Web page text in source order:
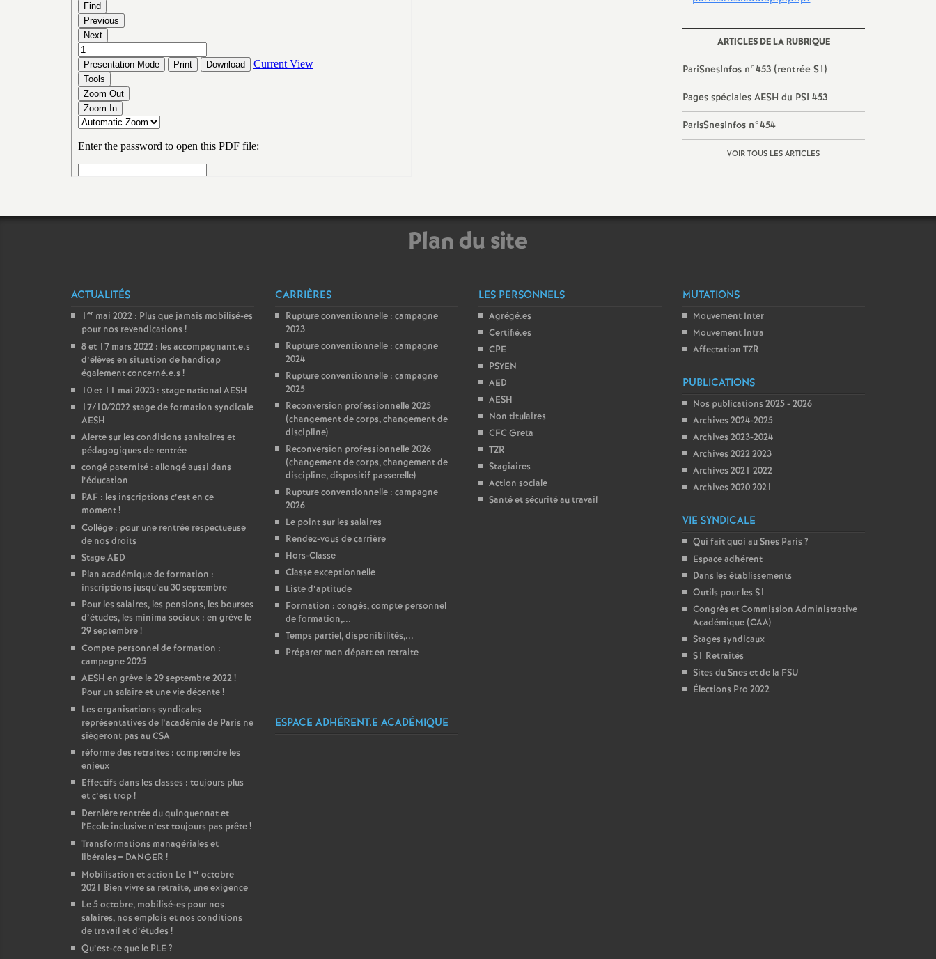
ARTICLES DE LA RUBRIQUE
PariSnesInfos n°453 (rentrée S1)
Pages spéciales AESH du PSI 453
ParisSnesInfos n°454
VOIR TOUS LES ARTICLES
Plan du site
ACTUALITÉS
1 er mai 2022 : Plus que jamais mobilisé-es
pour nos revendications !
8 et 17 mars 2022 : les accompagnant.e.s
d’élèves en situation de handicap
également concerné.e.s !
10 et 11 mai 2023 : stage national AESH
17/10/2022 stage de formation syndicale
AESH
Alerte sur les conditions sanitaires et
pédagogiques de rentrée
congé paternité : allongé aussi dans
l’éducation
PAF : les inscriptions c’est en ce
moment!
Collège : pour une rentrée respectueuse
de nos droits
Stage AED
Plan académique de formation :
inscriptions jusqu’au 30 septembre
Pour les salaires, les pensions, les bourses
d’études, les minima sociaux : en grève le
29 septembre!
Compte personnel de formation :
campagne 2025
AESH en grève le 29 septembre 2022!
Pour un salaire et une vie décente!
Les organisations syndicales
représentatives de l’académie de Paris ne
siègeront pas au CSA
réforme des retraites : comprendre les
enjeux
Effectifs dans les classes : toujours plus
et c’est trop!
Dernière rentrée du quinquennat et
l’Ecole inclusive n’est toujours pas prête!
Transformations managériales et
libérales = DANGER !
Mobilisation et action Le 1 er octobre
2021 Bien vivre sa retraite, une exigence
Le 5 octobre, mobilisé-es pour nos
salaires, nos emplois et nos conditions
de travail et d’études !
Qu’est-ce que le PLE ?
CARRIÈRES
Rupture conventionnelle : campagne
2023
Rupture conventionnelle : campagne
2024
Rupture conventionnelle : campagne
2025
Reconversion professionnelle 2025
(changement de corps, changement de
discipline)
Reconversion professionnelle 2026
(changement de corps, changement de
discipline, dispositif passerelle)
Rupture conventionnelle : campagne
2026
Le point sur les salaires
Rendez-vous de carrière
Hors-Classe
Classe exceptionnelle
Liste d’aptitude
Formation : congés, compte personnel
de formation,...
Temps partiel, disponibilités,...
Préparer mon départ en retraite
LES PERSONNELS
Agrégé.es
Certifié.es
CPE
PSYEN
AED
AESH
Non titulaires
CFC Greta
TZR
Stagiaires
Action sociale
Santé et sécurité au travail
MUTATIONS
Mouvement Inter
Mouvement Intra
Affectation TZR
PUBLICATIONS
Nos publications 2025 - 2026
Archives 2024-2025
Archives 2023-2024
Archives 2022 2023
Archives 2021 2022
Archives 2020 2021
VIE SYNDICALE
Qui fait quoi au Snes Paris ?
Espace adhérent
Dans les établissements
Outils pour les S1
Congrès et Commission Administrative
Académique (CAA)
Stages syndicaux
S1 Retraités
Sites du Snes et de la FSU
Élections Pro 2022
ESPACE ADHÉRENT.E ACADÉMIQUE